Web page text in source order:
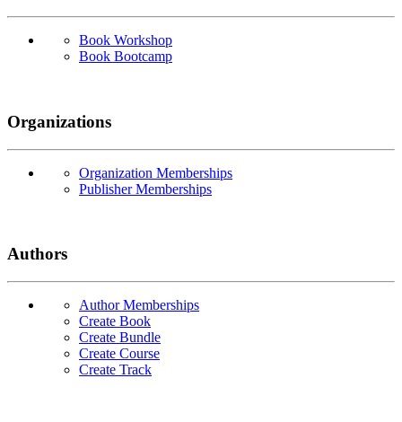
Book Workshop
Book Bootcamp
Organizations
Organization Memberships
Publisher Memberships
Authors
Author Memberships
Create Book
Create Bundle
Create Course
Create Track